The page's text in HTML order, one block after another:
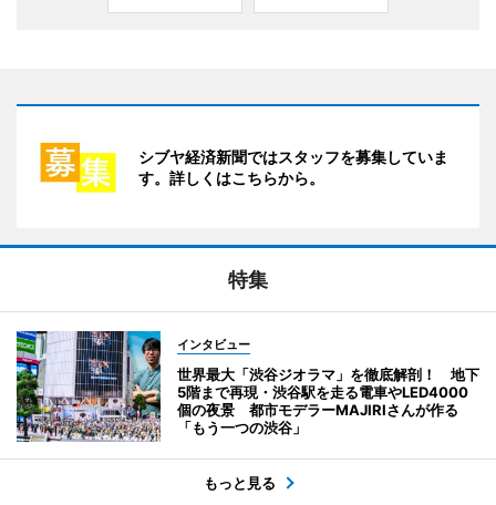
シブヤ経済新聞ではスタッフを募集していま
す。詳しくはこちらから。
特集
インタビュー
世界最大「渋谷ジオラマ」を徹底解剖！ 地下
5階まで再現・渋谷駅を走る電車やLED4000
個の夜景 都市モデラーMAJIRIさんが作る
「もう一つの渋谷」
もっと見る